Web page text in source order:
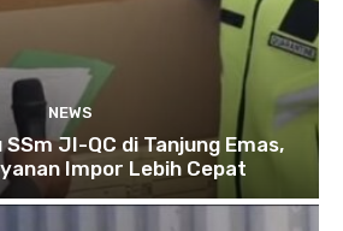
NEWS
JI-QC di Tanjung Emas,
Impor Lebih Cepat